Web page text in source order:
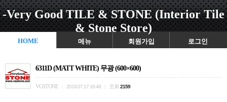
-Very Good TILE & STONE (Interior Tile
& Stone Store)
HOME 메뉴 회원가입 로그인
6311D (MATT WHITE) 무광 (600×600)
VGSTONE 2019.07.17 16:48 조회 2159